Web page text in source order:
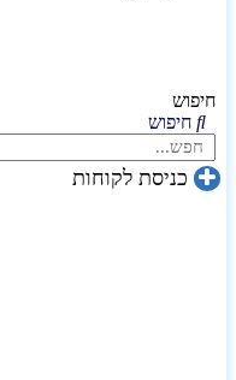
חיפוש
חיפוש
כניסת לקוחות